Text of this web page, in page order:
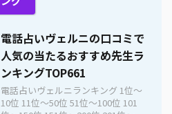
電話占いヴェルニの口コミで
人気の当たるおすすめ先生ラ
ンキングTOP661
電話占いヴェルニランキング 1位〜
10位 11位〜50位 51位〜100位 101